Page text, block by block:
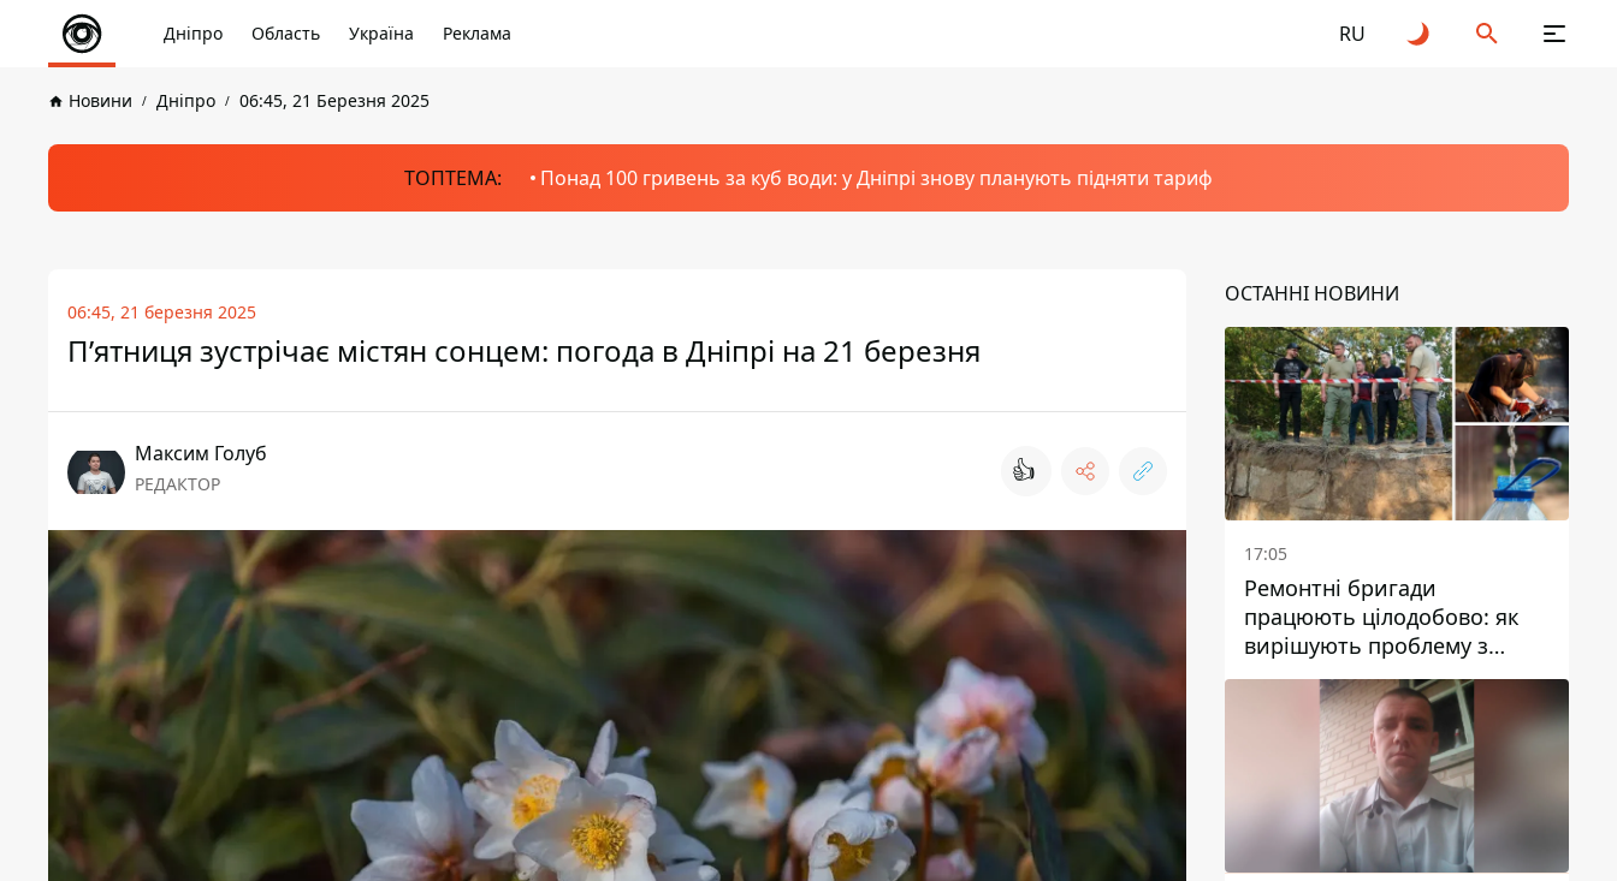
Дніпро Область Україна Реклама RU
Новини Дніпро 06:45, 21 Березня 2025
ТОПТЕМА: Понад 100 гривень за куб води: у Дніпрі знову планують підняти тариф
06:45, 21 березня 2025
П’ятниця зустрічає містян сонцем: погода в Дніпрі на 21 березня
Максим Голуб
РЕДАКТОР 👍
ОСТАННІ НОВИНИ
17:05
Ремонтні бригади
працюють цілодобово: як
вирішують проблему з
водою у Марганецькій
громаді